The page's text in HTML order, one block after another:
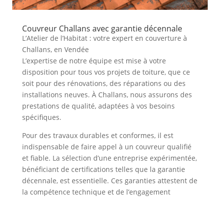
Couvreur Challans avec garantie décennale
L’Atelier de l’Habitat : votre expert en couverture à
Challans, en Vendée
L’expertise de notre équipe est mise à votre
disposition pour tous vos projets de toiture, que ce
soit pour des rénovations, des réparations ou des
installations neuves. À Challans, nous assurons des
prestations de qualité, adaptées à vos besoins
spécifiques.
Pour des travaux durables et conformes, il est
indispensable de faire appel à un couvreur qualifié
et fiable. La sélection d’une entreprise expérimentée,
bénéficiant de certifications telles que la garantie
décennale, est essentielle. Ces garanties attestent de
la compétence technique et de l’engagement